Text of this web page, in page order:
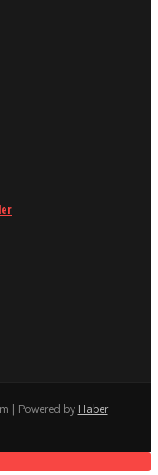
| Powered by Haber